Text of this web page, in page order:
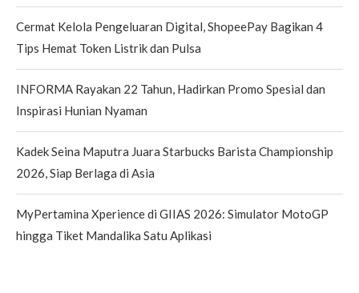
Cermat Kelola Pengeluaran Digital, ShopeePay Bagikan 4
Tips Hemat Token Listrik dan Pulsa
INFORMA Rayakan 22 Tahun, Hadirkan Promo Spesial dan
Inspirasi Hunian Nyaman
Kadek Seina Maputra Juara Starbucks Barista Championship
2026, Siap Berlaga di Asia
MyPertamina Xperience di GIIAS 2026: Simulator MotoGP
hingga Tiket Mandalika Satu Aplikasi